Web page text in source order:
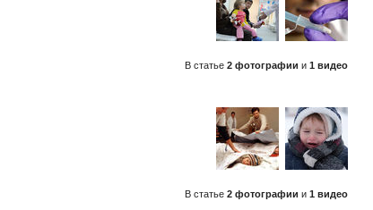
В статье 2 фотографии и 1 видео
В статье 2 фотографии и 1 видео